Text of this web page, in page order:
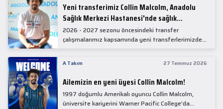
Yeni transferimiz Collin Malcolm, Anadolu
Sağlık Merkezi Hastanesi'nde sağlık
kontrolünden geçti.
2026 - 2027 sezonu öncesindeki transfer
çalışmalarımız kapsamında yeni transferlerimizden
Collin Malcolm, bugün partnerimiz Anadolu Sağlık
kontrollerinden geçti.
A Takım 27 Temmuz 2026
Ailemizin en yeni üyesi Collin Malcolm!
1997 doğumlu Amerikalı oyuncu Collin Malcolm,
üniversite kariyerini Warner Pacific College'da